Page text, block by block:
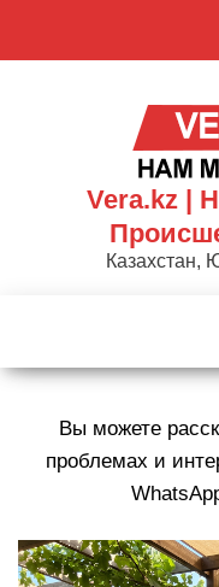
Vera.kz |
Казахстан,
Вы можете
проблемах и